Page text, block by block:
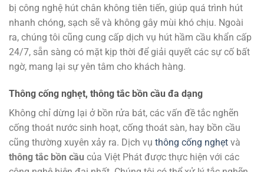
bị công nghệ hút chân không tiên tiến, giúp quá trình hút
nhanh chóng, sạch sẽ và không gây mùi khó chịu. Ngoài
ra, chúng tôi cũng cung cấp dịch vụ hút hầm cầu khẩn cấp
24/7, sẵn sàng có mặt kịp thời để giải quyết các sự cố bất
ngờ, mang lại sự yên tâm cho khách hàng.
Thông cống nghẹt, thông tắc bồn cầu đa dạng
Không chỉ dừng lại ở bồn rửa bát, các vấn đề tắc nghẽn
cống thoát nước sinh hoạt, cống thoát sàn, hay bồn cầu
cũng thường xuyên xảy ra. Dịch vụ thông cống nghẹt và
thông tắc bồn cầu của Việt Phát được thực hiện với các